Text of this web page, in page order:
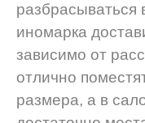
иномарка
зависимо от
отлично
размера, а в